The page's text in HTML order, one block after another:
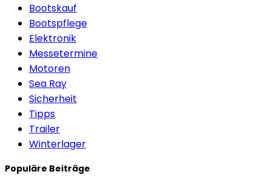
Bootskauf
Bootspflege
Elektronik
Messetermine
Motoren
Sea Ray
Sicherheit
Tipps
Trailer
Winterlager
Populäre Beiträge